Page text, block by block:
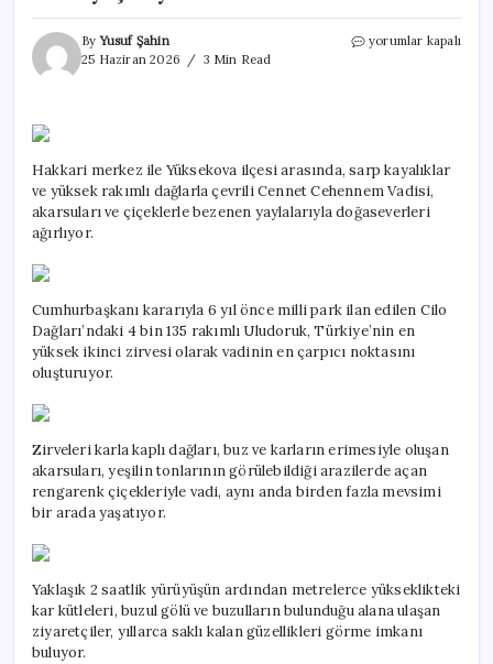
ByYusuf Şahin
25 Haziran 2026
3 Min Read
Bir
dört
mevsim
aynı
yorumlar kapalı
Hakkari merkez ile Yüksekova ilçesi arasında, sarp kayalıklar
ve yüksek rakımlı dağlarla çevrili Cennet Cehennem Vadisi,
akarsuları ve çiçeklerle bezenen yaylalarıyla doğaseverleri
ağırlıyor.
Cumhurbaşkanı kararıyla 6 yıl önce milli park ilan edilen Cilo
Dağları’ndaki 4 bin 135 rakımlı Uludoruk, Türkiye’nin en
yüksek ikinci zirvesi olarak vadinin en çarpıcı noktasını
oluşturuyor.
Zirveleri karla kaplı dağları, buz ve karların erimesiyle oluşan
akarsuları, yeşilin tonlarının görülebildiği arazilerde açan
rengarenk çiçekleriyle vadi, aynı anda birden fazla mevsimi
bir arada yaşatıyor.
Yaklaşık 2 saatlik yürüyüşün ardından metrelerce yükseklikteki
kar kütleleri, buzul gölü ve buzulların bulunduğu alana ulaşan
ziyaretçiler, yıllarca saklı kalan güzellikleri görme imkanı
buluyor.